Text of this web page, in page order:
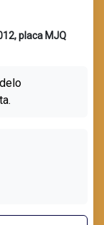
placa MJQ